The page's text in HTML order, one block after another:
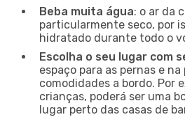
Beba muita água: o ar da
particularmente seco, por
hidratado durante todo o
Escolha o seu lugar com
espaço para as pernas e
comodidades a bordo. Por
crianças, poderá ser uma
lugar perto das casas de